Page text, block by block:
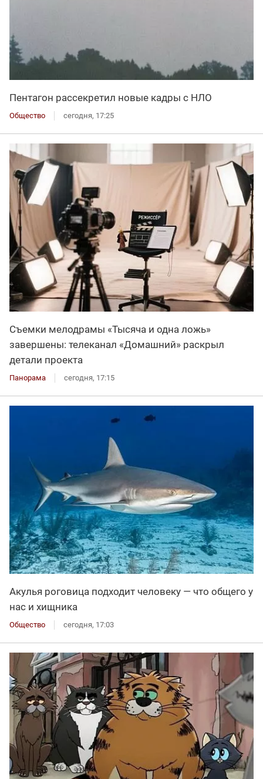
Пентагон рассекретил новые кадры с НЛО
Общество сегодня, 17:25
Съемки мелодрамы «Тысяча и одна ложь»
завершены: телеканал «Домашний» раскрыл
детали проекта
Панорама сегодня, 17:15
Акулья роговица подходит человеку — что общего у
нас и хищника
Общество сегодня, 17:03